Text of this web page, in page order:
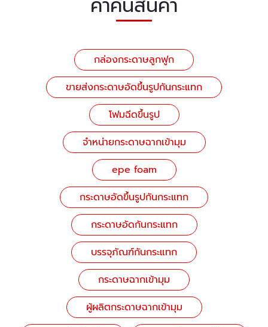
กล่องกระดาษลูกฟูก
ขายส่งกระดาษอัดขึ้นรูปกันกระแทก
โฟมฉีดขึ้นรูป
จำหน่ายกระดาษฉากเข้ามุม
epe foam
กระดาษอัดขึ้นรูปกันกระแทก
กระดาษอัดกันกระแทก
บรรจุภัณฑ์กันกระแทก
กระดาษฉากเข้ามุม
ผู้ผลิตกระดาษฉากเข้ามุม